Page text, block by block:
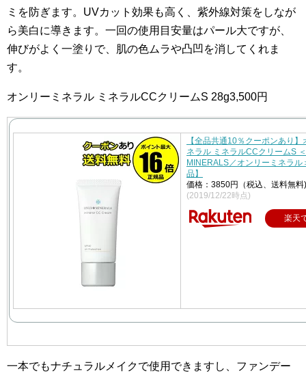
ミを防ぎます。UVカット効果も高く、紫外線対策をしなが
ら美白に導きます。一回の使用目安量はパール大ですが、
伸びがよく一塗りで、肌の色ムラや凸凹を消してくれま
す。
オンリーミネラル ミネラルCCクリームS 28g3,500円
【全品共通10％クーポンあり】
ネラル ミネラルCCクリームS
MINERALS／オンリーミネラル
品】
価格：3850円（税込、送料無料)
(2019/12/22時点)
楽天
一本でもナチュラルメイクで使用できますし、ファンデー